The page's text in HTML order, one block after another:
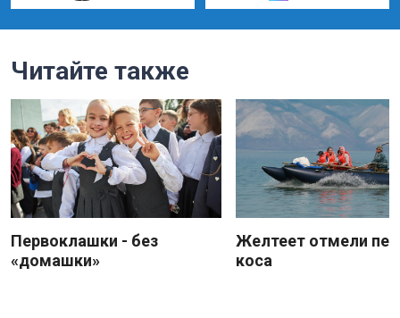
Читайте также
Первоклашки - без
«домашки»
Желтеет отмели
коса